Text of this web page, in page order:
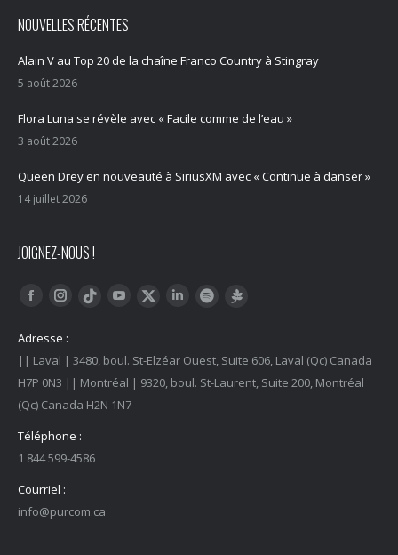
NOUVELLES RÉCENTES
Alain V au Top 20 de la chaîne Franco Country à Stingray
5 août 2026
Flora Luna se révèle avec « Facile comme de l’eau »
3 août 2026
Queen Drey en nouveauté à SiriusXM avec « Continue à danser »
14 juillet 2026
JOIGNEZ-NOUS !
Trouvez nous sur :
FacebookInstagram
Tiktok YouTubeTwitter LinkedInSpotify
Adresse :
|| Laval | 3480, boul. St-Elzéar Ouest, Suite 606, Laval (Qc) Canada
H7P 0N3 || Montréal | 9320, boul. St-Laurent, Suite 200, Montréal
(Qc) Canada H2N 1N7
Téléphone :
1 844 599-4586
Courriel :
info@purcom.ca